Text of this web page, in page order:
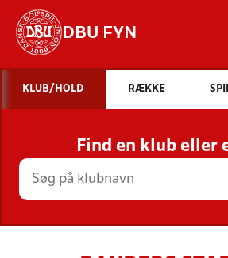
DBU FYN
STILLINGER, RESULTATER,
HOLD
KLUB/HOLD RÆKKE
Find en klub eller